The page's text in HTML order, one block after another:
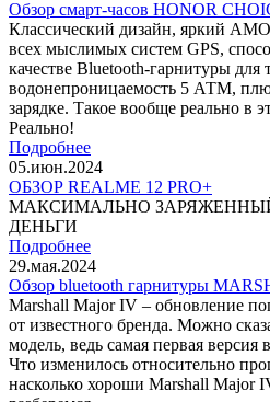
Обзор смарт-часов HONOR
Классический дизайн, яркий
всех мыслимых систем GPS,
качестве Bluetooth-гарнитуры для
водонепроницаемость 5 АТМ,
зарядке. Такое вообще реально в
Реально!
Подробнее
05.июн.2024
ОБЗОР REALME 12 PRO+
МАКСИМАЛЬНО
ДЕНЬГИ
Подробнее
29.мая.2024
Обзор bluetooth гарнитуры
Marshall Major IV – обновление
от известного бренда. Можно
модель, ведь самая первая версия
Что изменилось относительно
насколько хороши Marshall Major